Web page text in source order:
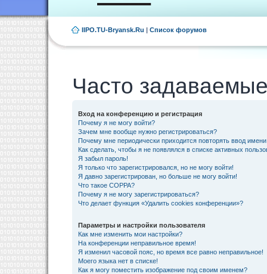
IIPO.TU-Bryansk.Ru | Список форумов
Часто
Вход на конференцию и регистрация
Почему я не могу войти?
Зачем мне вообще нужно регистрироваться?
Почему мне периодически приходится повторять ввод
Как сделать, чтобы я не появлялся в списке активных
Я забыл пароль!
Я только что зарегистрировался, но не могу войти!
Я давно зарегистрирован, но больше не могу войти!
Что такое COPPA?
Почему я не могу зарегистрироваться?
Что делает функция «Удалить cookies конференции»?
Параметры и настройки пользователя
Как мне изменить мои настройки?
На конференции неправильное время!
Я изменил часовой пояс, но время все равно неправильное!
Моего языка нет в списке!
Как я могу поместить изображение под своим именем?